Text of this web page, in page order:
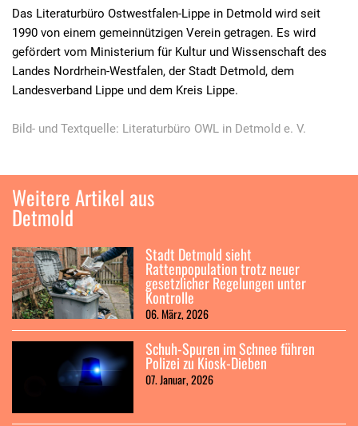
Das Literaturbüro Ostwestfalen-Lippe in Detmold wird seit
1990 von einem gemeinnützigen Verein getragen. Es wird
gefördert vom Ministerium für Kultur und Wissenschaft des
Landes Nordrhein-Westfalen, der Stadt Detmold, dem
Landesverband Lippe und dem Kreis Lippe.
Bild- und Textquelle: Literaturbüro OWL in Detmold e. V.
Weitere Artikel aus
Detmold
Stadt Detmold sieht
Rattenpopulation trotz neuer
gesetzlicher Regelungen unter
Kontrolle
06. März, 2026
Schuh-Spuren im Schnee führen
Polizei zu Kiosk-Dieben
07. Januar, 2026